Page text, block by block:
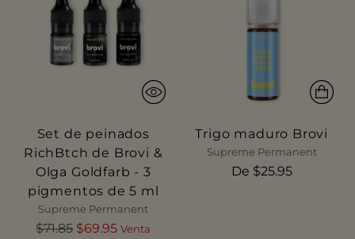
Set de peinados
RichBtch de Brovi &
Olga Goldfarb - 3
pigmentos de 5 ml
Supreme Permanent
Precio
$71.85 $69.95 Venta
Trigo maduro Brovi
Supreme Permanent
De $25.95